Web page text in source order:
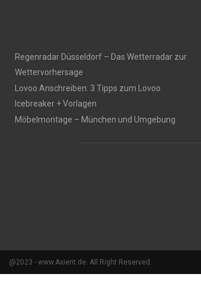
Regenradar Düsseldorf – Das Wetterradar zur
Wettervorhersage
Lovoo Anschreiben: 3 Tipps zum Lovoo
Icebreaker + Vorlagen
Möbelmontage – München und Umgebung
@2023 - www.Axient.de. All Right Reserved.